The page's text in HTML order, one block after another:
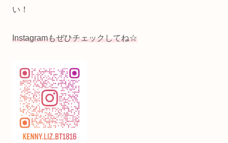
い！
Instagramもぜひチェックしてね☆